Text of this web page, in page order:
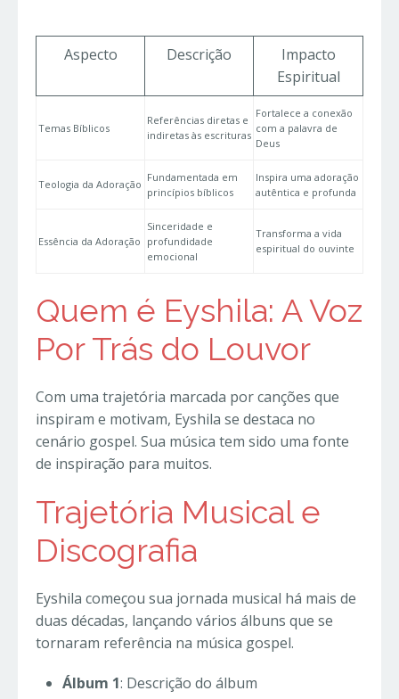
Aspecto Descrição
Impacto
Espiritual
Temas Bíblicos
Referências diretas e
indiretas às escrituras
Fortalece a conexão
com a palavra de
Deus
Teologia da Adoração
Fundamentada em
princípios bíblicos
Inspira uma adoração
autêntica e profunda
Essência da Adoração
Sinceridade e
profundidade
emocional
Transforma a vida
espiritual do ouvinte
Quem é Eyshila: A Voz
Por Trás do Louvor
Com uma trajetória marcada por canções que
inspiram e motivam, Eyshila se destaca no
cenário gospel. Sua música tem sido uma fonte
de inspiração para muitos.
Trajetória Musical e
Discografia
Eyshila começou sua jornada musical há mais de
duas décadas, lançando vários álbuns que se
tornaram referência na música gospel.
Álbum 1: Descrição do álbum